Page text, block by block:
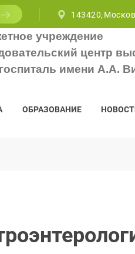
143420,
учреждение
центр
имени А.А.
ОБРАЗОВАНИЕ